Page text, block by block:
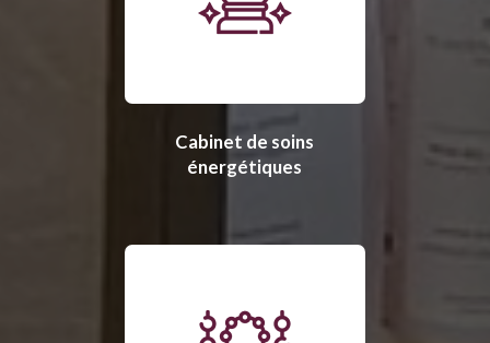
Cabinet de soins
énergétiques